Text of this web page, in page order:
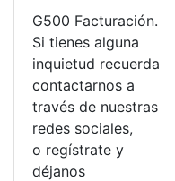
G500 Facturación.
Si tienes alguna
inquietud recuerda
contactarnos a
través de nuestras
redes sociales,
o regístrate y
déjanos